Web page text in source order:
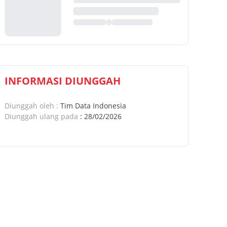
INFORMASI DIUNGGAH
Diunggah oleh : Tim Data Indonesia
Diunggah ulang pada : 28/02/2026